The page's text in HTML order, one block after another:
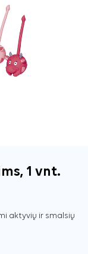
1 vnt.
aktyvių ir smalsių